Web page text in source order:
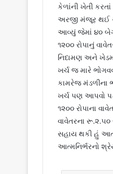
કેળાંની ખેતી
અરજી મંજૂર થઈ
આવ્યું જેમાં ૪૦
૧૨૦૦ રોપાનું
નિદામણ અને
ખર્ચ જ મારે
કામરેજ મંડળીના
ખર્ચ પણ આપવો
૧૨૦૦ રોપાના
વાવેતરના
સહાય થકી હું
આત્મનિર્ભરનો